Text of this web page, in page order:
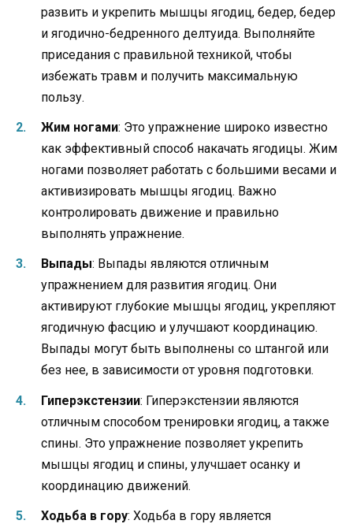
развить и укрепить мышцы ягодиц, бедер, бедер
и ягодично-бедренного делтуида. Выполняйте
приседания с правильной техникой, чтобы
избежать травм и получить максимальную
пользу.
Жим ногами: Это упражнение широко известно
как эффективный способ накачать ягодицы. Жим
ногами позволяет работать с большими весами и
активизировать мышцы ягодиц. Важно
контролировать движение и правильно
выполнять упражнение.
Выпады: Выпады являются отличным
упражнением для развития ягодиц. Они
активируют глубокие мышцы ягодиц, укрепляют
ягодичную фасцию и улучшают координацию.
Выпады могут быть выполнены со штангой или
без нее, в зависимости от уровня подготовки.
Гиперэкстензии: Гиперэкстензии являются
отличным способом тренировки ягодиц, а также
спины. Это упражнение позволяет укрепить
мышцы ягодиц и спины, улучшает осанку и
координацию движений.
Ходьба в гору: Ходьба в гору является